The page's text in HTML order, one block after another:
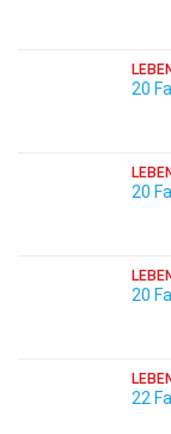
20
20
20
22